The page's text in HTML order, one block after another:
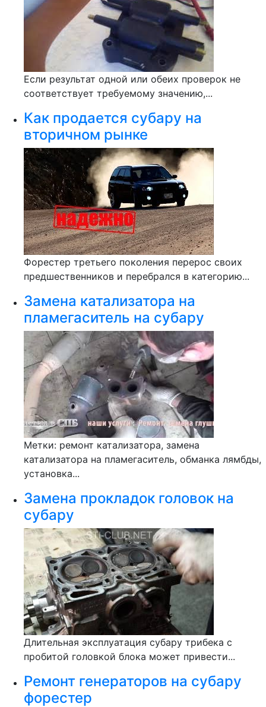
Если результат одной или обеих проверок не
соответствует требуемому значению,...
Как продается субару на
вторичном рынке
Форестер третьего поколения перерос своих
предшественников и перебрался в категорию...
Замена катализатора на
пламегаситель на субару
Метки: ремонт катализатора, замена
катализатора на пламегаситель, обманка лямбды,
установка...
Замена прокладок головок на
субару
Длительная эксплуатация субару трибека с
пробитой головкой блока может привести...
Ремонт генераторов на субару
форестер